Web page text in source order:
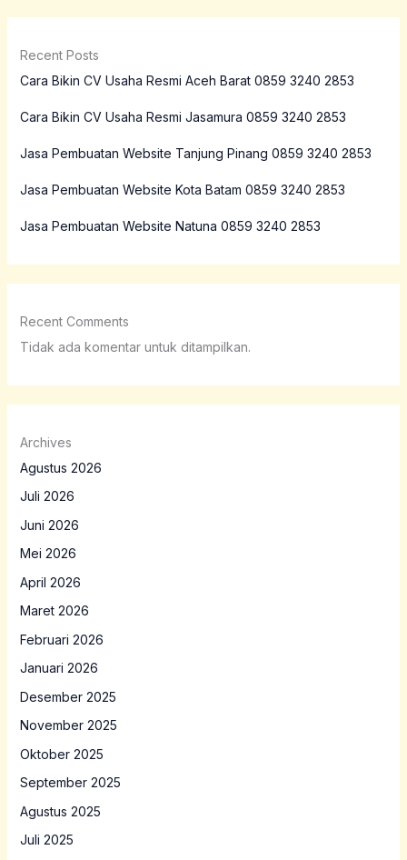
Recent Posts
Cara Bikin CV Usaha Resmi Aceh Barat 0859 3240 2853
Cara Bikin CV Usaha Resmi Jasamura 0859 3240 2853
Jasa Pembuatan Website Tanjung Pinang 0859 3240 2853
Jasa Pembuatan Website Kota Batam 0859 3240 2853
Jasa Pembuatan Website Natuna 0859 3240 2853
Recent Comments
Tidak ada komentar untuk ditampilkan.
Archives
Agustus 2026
Juli 2026
Juni 2026
Mei 2026
April 2026
Maret 2026
Februari 2026
Januari 2026
Desember 2025
November 2025
Oktober 2025
September 2025
Agustus 2025
Juli 2025